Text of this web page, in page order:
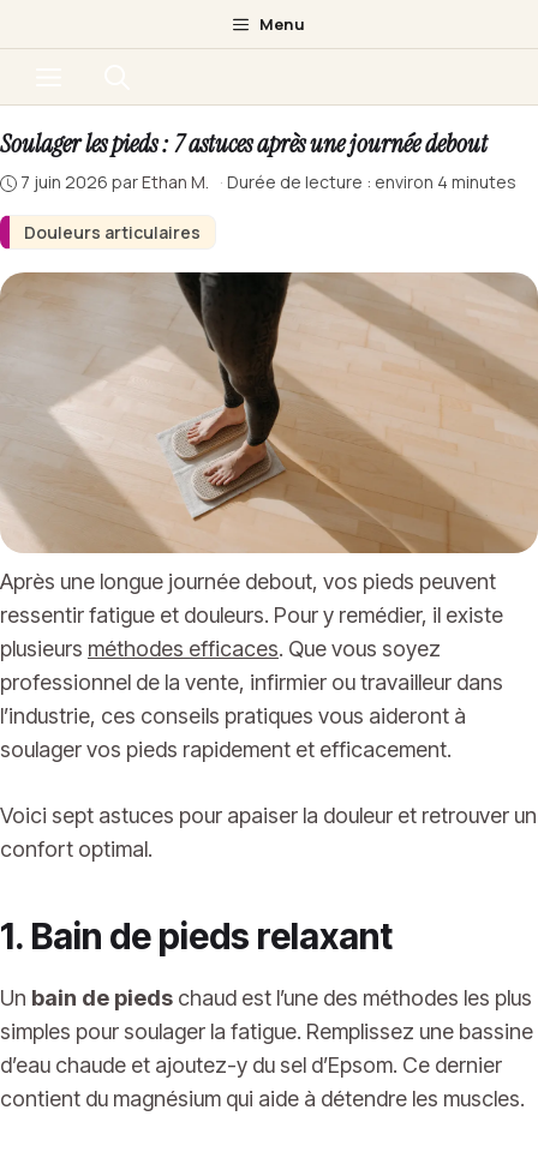
au
Menu
Douleurs articulaires
Soulager les pieds : 7 astuces après une journée debout
7 juin 2026 parEthan M. · Durée de lecture : environ 4 minutes
Après une longue journée debout, vos pieds peuvent
ressentir fatigue et douleurs. Pour y remédier, il existe
plusieurs méthodes efficaces. Que vous soyez
professionnel de la vente, infirmier ou travailleur dans
l’industrie, ces conseils pratiques vous aideront à
soulager vos pieds rapidement et efficacement.
Voici sept astuces pour apaiser la douleur et retrouver un
confort optimal.
1. Bain de pieds relaxant
Un bain de pieds chaud est l’une des méthodes les plus
simples pour soulager la fatigue. Remplissez une bassine
d’eau chaude et ajoutez-y du sel d’Epsom. Ce dernier
contient du magnésium qui aide à détendre les muscles.